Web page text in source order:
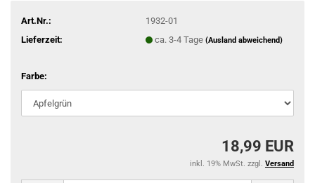
Art.Nr.:
1932-01
Lieferzeit:
ca. 3-4 Tage (Ausland abweichend)
Farbe:
18,99 EUR
inkl. 19% MwSt. zzgl. Versand